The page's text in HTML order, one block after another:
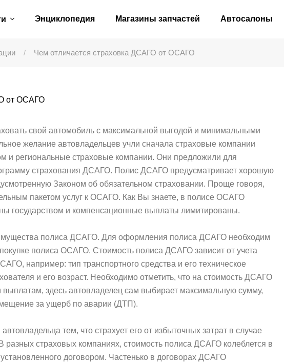
Энциклопедия Магазины запчастей Автосалоны
Чем отличается страховка ДСАГО от ОСАГО
свой автомобиль с максимальной выгодой и минимальными
желание автовладельцев учли сначала страховые компании
и региональные страховые компании. Они предложили для
страхования ДСАГО. Полис ДСАГО предусматривает хорошую
Законом об обязательном страховании. Проще говоря,
пакетом услуг к ОСАГО. Как Вы знаете, в полисе ОСАГО
государством и компенсационные выплаты лимитированы.
полиса ДСАГО. Для оформления полиса ДСАГО необходим
полиса ОСАГО. Стоимость полиса ДСАГО зависит от учета
например: тип транспортного средства и его техническое
и его возраст. Необходимо отметить, что на стоимость ДСАГО
здесь автовладелец сам выбирает максимальную сумму,
за ущерб по аварии (ДТП).
тем, что страхует его от избыточных затрат в случае
разных страховых компаниях, стоимость полиса ДСАГО колеблется в
договором. Частенько в договорах ДСАГО